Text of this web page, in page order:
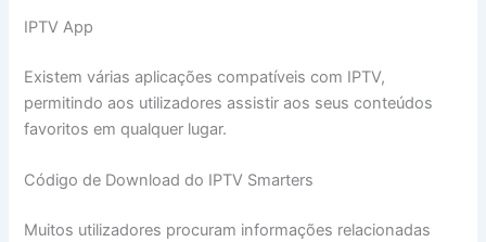
IPTV App
Existem várias aplicações compatíveis com IPTV,
permitindo aos utilizadores assistir aos seus conteúdos
favoritos em qualquer lugar.
Código de Download do IPTV Smarters
Muitos utilizadores procuram informações relacionadas